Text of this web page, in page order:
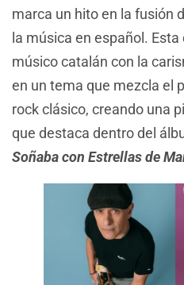
marca un hito en la fusión
la música en español.
músico catalán con la
en un tema que mezcla el
rock clásico, creando una
que destaca dentro del
Soñaba con Estrellas de